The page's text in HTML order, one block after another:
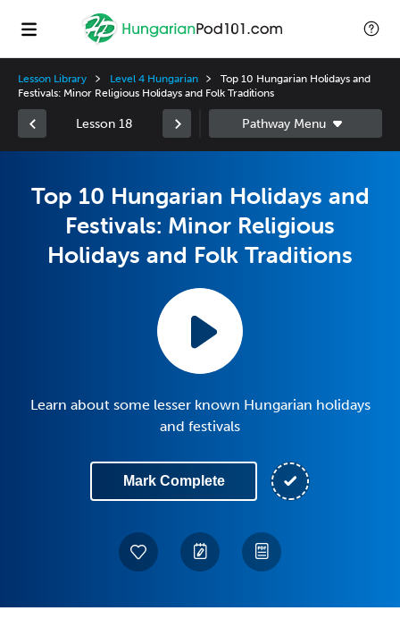
Lesson Library Level 4 Hungarian
Top 10 Hungarian Holidays and
Festivals: Minor Religious Holidays and Folk Traditions
Lesson 18
Top 10 Hungarian Holidays and
Festivals: Minor Religious
Holidays and Folk Traditions
Learn about some lesser known Hungarian holidays
and festivals
Mark Complete